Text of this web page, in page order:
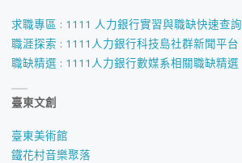
求職專區 : 1111 人力銀行實習與職缺快速查
職涯探索 : 1111人力銀行科技島社群新聞平台
職缺精選 : 1111人力銀行數媒系相關職缺精選
臺東文創
臺東美術館
鐵花村音樂聚落